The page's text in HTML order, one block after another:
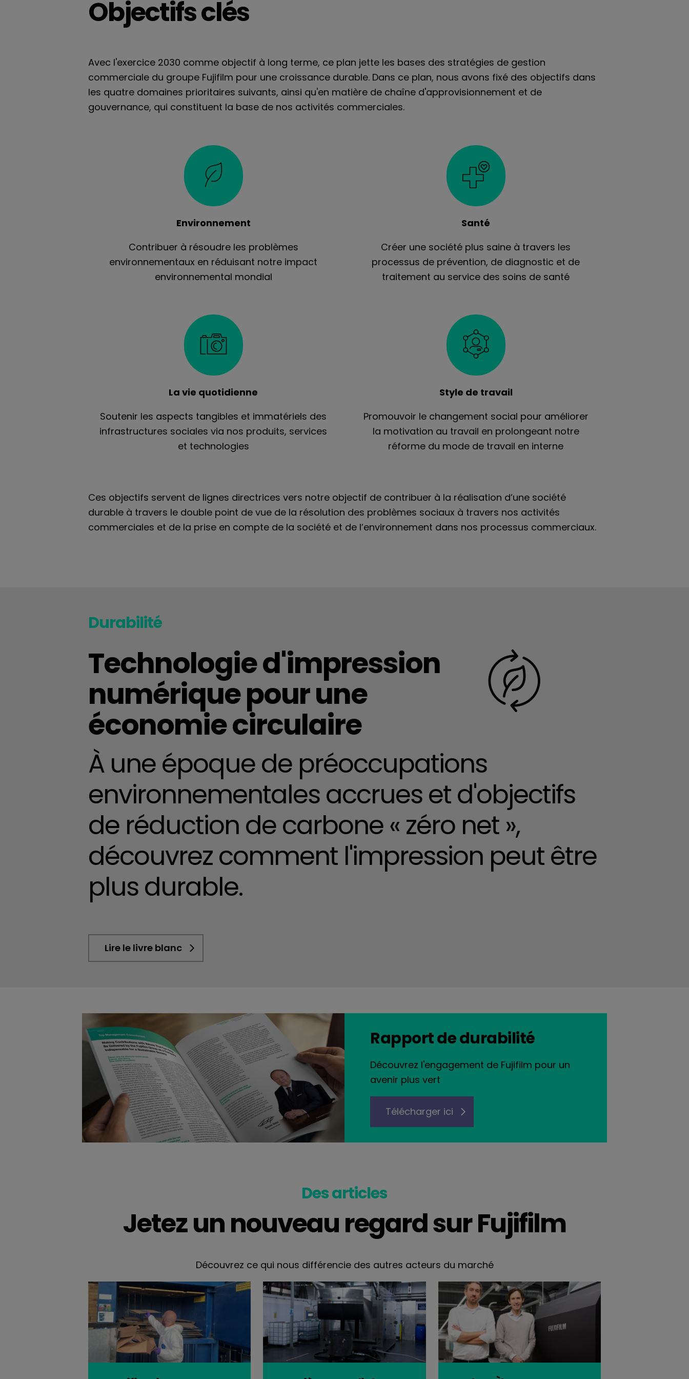
Objectifs clés
Avec l'exercice 2030 comme objectif à long terme, ce plan jette les bases des stratégies de gestion
commerciale du groupe Fujifilm pour une croissance durable. Dans ce plan, nous avons fixé des objectifs dans
les quatre domaines prioritaires suivants, ainsi qu'en matière de chaîne d'approvisionnement et de
gouvernance, qui constituent la base de nos activités commerciales.
Environnement
Contribuer à résoudre les problèmes
environnementaux en réduisant notre impact
environnemental mondial
Santé
Créer une société plus saine à travers les
processus de prévention, de diagnostic et de
traitement au service des soins de santé
La vie quotidienne
Soutenir les aspects tangibles et immatériels des
infrastructures sociales via nos produits, services
et technologies
Style de travail
Promouvoir le changement social pour améliorer
la motivation au travail en prolongeant notre
réforme du mode de travail en interne
Ces objectifs servent de lignes directrices vers notre objectif de contribuer à la réalisation d’une société
durable à travers le double point de vue de la résolution des problèmes sociaux à travers nos activités
commerciales et de la prise en compte de la société et de l’environnement dans nos processus commerciaux.
Durabilité
Technologie d'impression
numérique pour une
économie circulaire
À une époque de préoccupations
environnementales accrues et d'objectifs
de réduction de carbone « zéro net »,
découvrez comment l'impression peut être
plus durable.
Lire le livre blanc
Rapport de durabilité
Découvrez l'engagement de Fujifilm pour un
avenir plus vert
Télécharger ici
Des articles
Jetez un nouveau regard sur Fujifilm
Découvrez ce qui nous différencie des autres acteurs du marché